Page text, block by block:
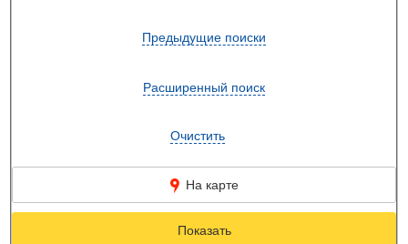
Предыдущие поиски
Расширенный поиск
Очистить
На карте
Показать